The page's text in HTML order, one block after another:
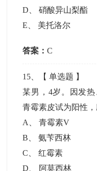
D 、硝酸异山梨酯
E
美托洛尔
答案：C
15 、【单选题 】
某男，4岁。因发
青霉素皮试为阳性，
A
、青霉素V
B 、氨苄西林
C 、红霉素
D
阿莫西林